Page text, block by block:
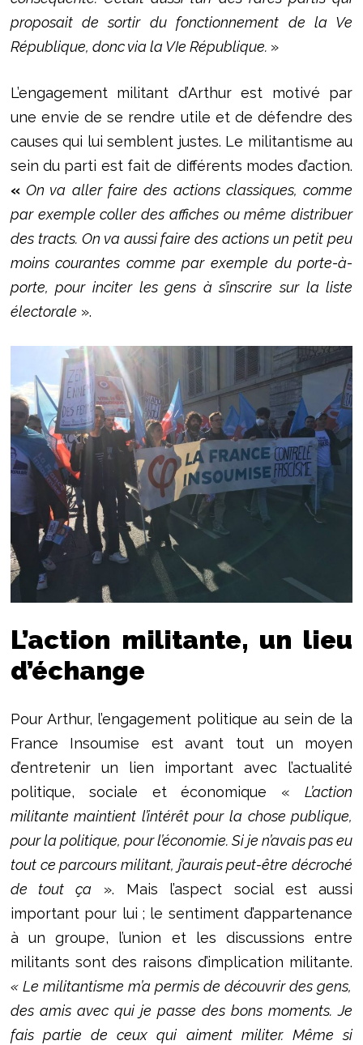
proposait de sortir du fonctionnement de la Ve
République, donc via la VIe République. »
L’engagement militant d’Arthur est motivé par
une envie de se rendre utile et de défendre des
causes qui lui semblent justes. Le militantisme au
sein du parti est fait de différents modes d’action.
«On va aller faire des actions classiques, comme
par exemple coller des affiches ou même distribuer
des tracts. On va aussi faire des actions un petit peu
moins courantes comme par exemple du porte-à-
porte, pour inciter les gens à s’inscrire sur la liste
électorale ».
L’action militante, un lieu
d’échange
Pour Arthur, l’engagement politique au sein de la
France Insoumise est avant tout un moyen
d’entretenir un lien important avec l’actualité
politique, sociale et économique «L’action
militante maintient l’intérêt pour la chose publique,
pour la politique, pour l’économie. Si je n’avais pas eu
tout ce parcours militant, j’aurais peut-être décroché
de tout ça ». Mais l’aspect social est aussi
important pour lui ; le sentiment d’appartenance
à un groupe, l’union et les discussions entre
militants sont des raisons d’implication militante.
« Le militantisme m’a permis de découvrir des gens,
des amis avec qui je passe des bons moments. Je
fais partie de ceux qui aiment militer. Même si